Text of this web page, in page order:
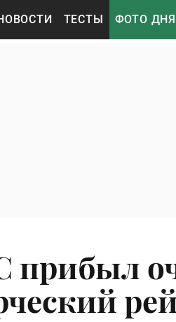
ТЕСТЫ ФОТО ДНЯ